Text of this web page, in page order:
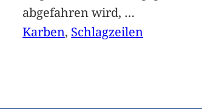
abgefahren wird, …
Karben, Schlagzeilen